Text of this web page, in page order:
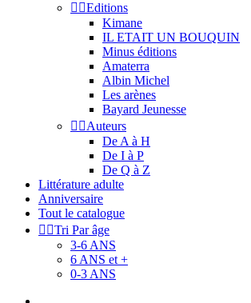
 Editions
Kimane
IL ETAIT UN BOUQUIN
Minus éditions
Amaterra
Albin Michel
Les arènes
Bayard Jeunesse
 Auteurs
De A à H
De I à P
De Q à Z
Littérature adulte
Anniversaire
Tout le catalogue
 Tri Par âge
3-6 ANS
6 ANS et +
0-3 ANS